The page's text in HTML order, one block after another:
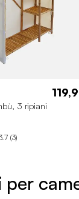
3 ripiani
(3)
per